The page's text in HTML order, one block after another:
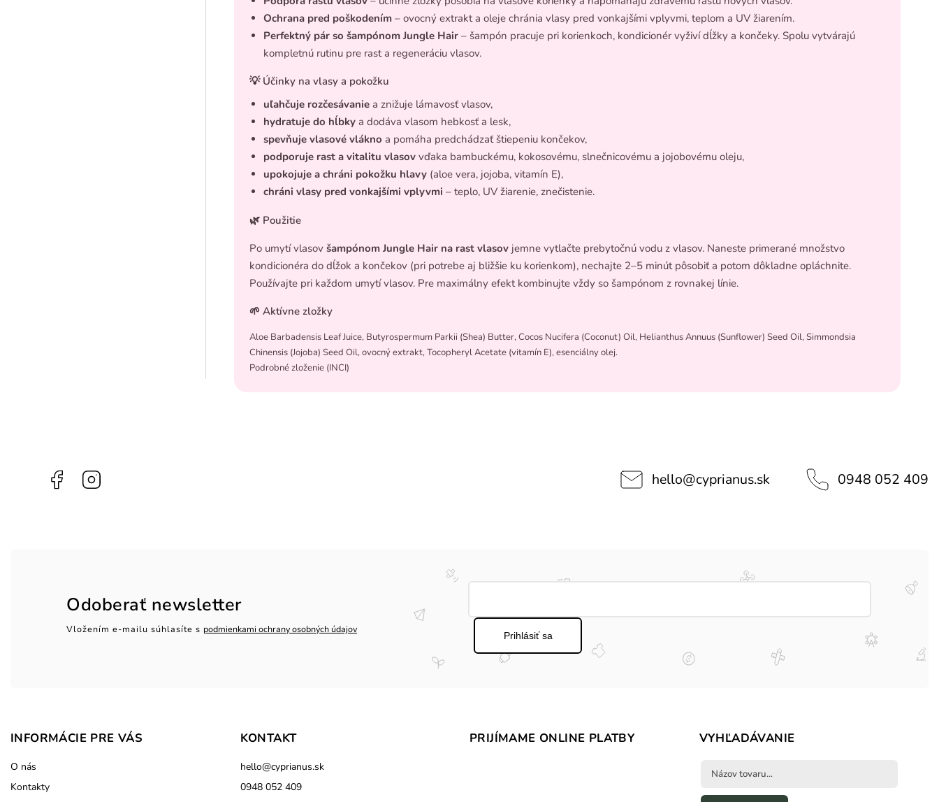
Ochrana pred poškodením – ovocný extrakt a oleje chránia vlasy pred vonkajšími vplyvmi, teplom a UV žiarením.
Perfektný pár so šampónom Jungle Hair – šampón pracuje pri korienkoch, kondicionér vyživí dĺžky a končeky. Spolu vytvárajú
kompletnú rutinu pre rast a regeneráciu vlasov.
💡 Účinky na vlasy a pokožku
uľahčuje rozčesávanie a znižuje lámavosť vlasov,
hydratuje do hĺbky a dodáva vlasom hebkosť a lesk,
spevňuje vlasové vlákno a pomáha predchádzať štiepeniu končekov,
podporuje rast a vitalitu vlasov vďaka bambuckému, kokosovému, slnečnicovému a jojobovému oleju,
upokojuje a chráni pokožku hlavy (aloe vera, jojoba, vitamín E),
chráni vlasy pred vonkajšími vplyvmi – teplo, UV žiarenie, znečistenie.
🌿 Použitie
Po umytí vlasov šampónom Jungle Hair na rast vlasov jemne vytlačte prebytočnú vodu z vlasov. Naneste primerané množstvo
kondicionéra do dĺžok a končekov (pri potrebe aj bližšie ku korienkom), nechajte 2–5 minút pôsobiť a potom dôkladne opláchnite.
Používajte pri každom umytí vlasov. Pre maximálny efekt kombinujte vždy so šampónom z rovnakej línie.
🌱 Aktívne zložky
Aloe Barbadensis Leaf Juice, Butyrospermum Parkii (Shea) Butter, Cocos Nucifera (Coconut) Oil, Helianthus Annuus (Sunflower) Seed Oil, Simmondsia
Chinensis (Jojoba) Seed Oil, ovocný extrakt, Tocopheryl Acetate (vitamín E), esenciálny olej.
Podrobné zloženie (INCI)
Facebook hello@cyprianus.sk 0948 052 409
Odoberať newsletter
Vložením e-mailu súhlasíte s podmienkami ochrany osobných údajov
Prihlásiť sa
INFORMÁCIE PRE VÁS
O nás
Kontakty
KONTAKT
hello@cyprianus.sk
0948 052 409
PRIJÍMAME ONLINE PLATBY VYHĽADÁVANIE